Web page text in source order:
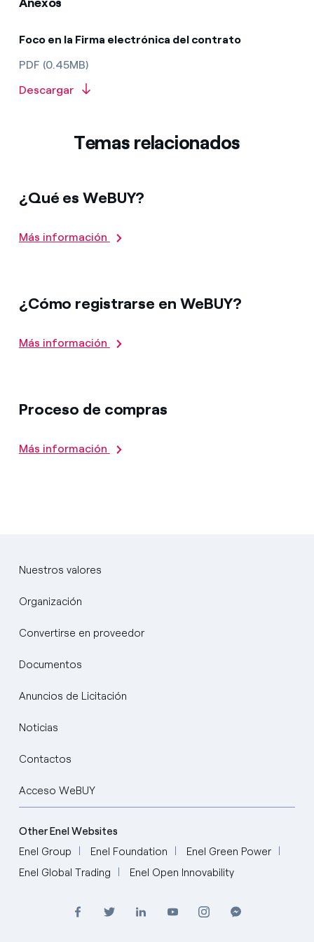
Anexos
Foco en la Firma electrónica del contrato
PDF (0.45MB)
Descargar
Temas relacionados
¿Qué es WeBUY?
Más información
¿Cómo registrarse en WeBUY?
Más información
Proceso de compras
Más información
Nuestros valores
Organización
Convertirse en proveedor
Documentos
Anuncios de Licitación
Noticias
Contactos
Acceso WeBUY
Other Enel Websites
Enel Group
Enel Foundation
Enel Green Power
Enel Global Trading
Enel Open Innovability